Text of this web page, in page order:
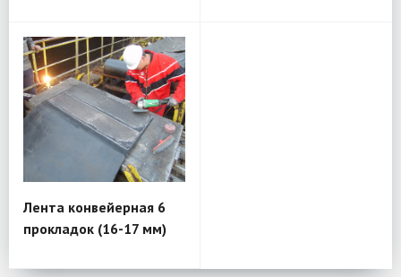
Лента конвейерная 6
прокладок (16-17 мм)